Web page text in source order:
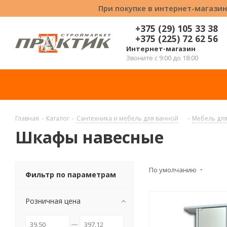
При покупке в интернет-
+375 (29) 105 33 38
+375 (225) 72 62 56
Интернет-магазин
Звоните с 9:00 до 18:00
Главная - Каталог - Сантехника и мебель для ванной - Мебель
Шкафы навесные
По умолчанию
Фильтр по параметрам
Розничная цена